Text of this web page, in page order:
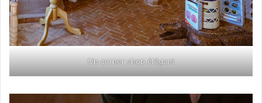
Un corner shop élégant